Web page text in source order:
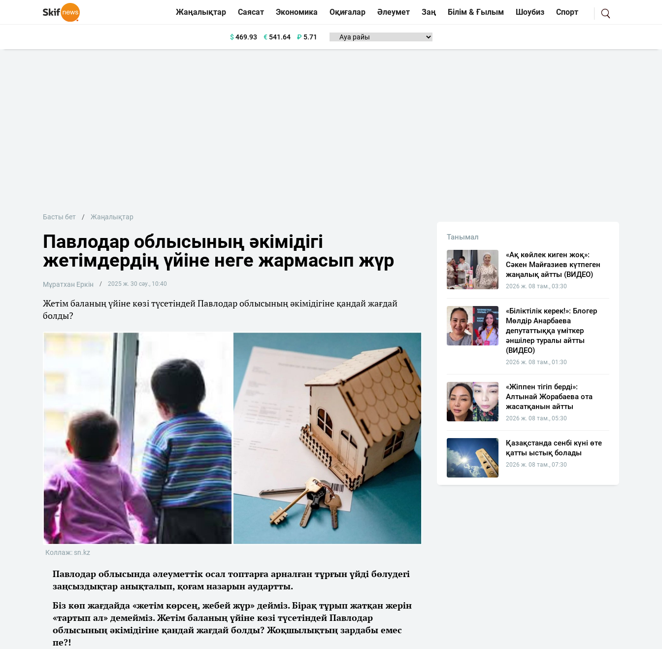
Жаңалықтар Саясат Экономика Оқиғалар Әлеумет Заң Білім & Ғылым Шоубиз Спорт
$469.93 €541.64 ₽ 5.71
Басты бет Жаңалықтар
Павлодар облысының әкімідігі
жетімдердің үйіне неге жармасып жүр
Мұратхан Еркін 2025 ж. 30 сәу., 10:40
Жетім баланың үйіне көзі түсетіндей Павлодар облысының әкімідігіне қандай жағдай
болды?
Коллаж: sn.kz
Павлодар облысында әлеуметтік осал топтарға арналған тұрғын үйді бөлудегі
заңсыздықтар анықталып, қоғам назарын аудартты.
Біз көп жағдайда «жетім көрсең, жебей жүр» дейміз. Бірақ тұрып жатқан жерін
«тартып ал» демейміз. Жетім баланың үйіне көзі түсетіндей Павлодар
облысының әкімідігіне қандай жағдай болды? Жоқшылықтың зардабы емес
пе?!
Танымал
«Ақ көйлек киген жоқ»:
Сәкен Майғазиев күтпеген
жаңалық айтты (ВИДЕО)
2026 ж. 08 там., 03:30
«Біліктілік керек!»: Блогер
Мөлдір Анарбаева
депутаттыққа үміткер
әншілер туралы айтты
(ВИДЕО)
2026 ж. 08 там., 01:30
«Жіппен тігіп берді»:
Алтынай Жорабаева ота
жасатқанын айтты
2026 ж. 08 там., 05:30
Қазақстанда сенбі күні өте
қатты ыстық болады
2026 ж. 08 там., 07:30